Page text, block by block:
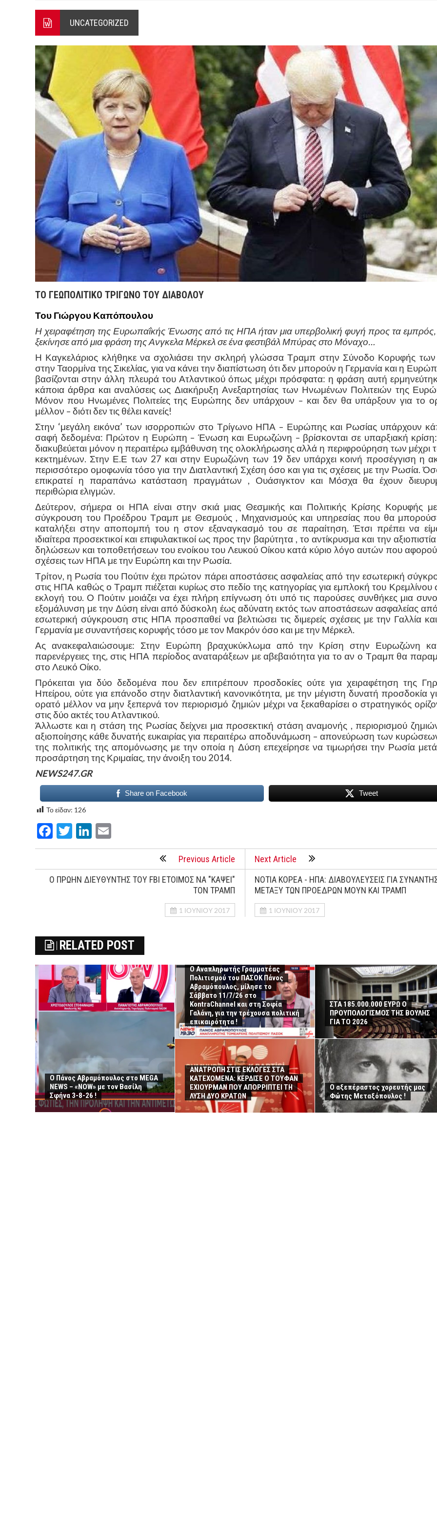
4 ΑΥΓΟΥΣΤΟΥ 2026: ΤΑ ΓΕΓΟΝΟΤΑ ΣΑΝ ΣΗΜΕΡΑ
UNCATEGORIZED
ΤΟ ΓΕΩΠΟΛΙΤΙΚΟ ΤΡΙΓΩΝΟ ΤΟΥ ΔΙΑΒΟΛΟΥ
Του Γιώργου Καπόπουλου
Η χειραφέτηση της Ευρωπαΐκής Ένωσης από τις ΗΠΑ ήταν μια υπερβολική φυγή προς τα
ξεκίνησε από μια φράση της Ανγκελα Μέρκελ σε ένα φεστιβάλ Μπύρας στο Μόναχο…
Η Καγκελάριος κλήθηκε να σχολιάσει την σκληρή γλώσσα Τραμπ στην Σύνοδο Κορυφής
στην Ταορμίνα της Σικελίας, για να κάνει την διαπίστωση ότι δεν μπορούν η Γερμανία και η
βασίζονται στην άλλη πλευρά του Ατλαντικού όπως μέχρι πρόσφατα: η φράση αυτή
κάποια άρθρα και αναλύσεις ως Διακήρυξη Ανεξαρτησίας των Ηνωμένων Πολιτειών της
Μόνον που Ηνωμένες Πολιτείες της Ευρώπης δεν υπάρχουν – και δεν θα υπάρξουν για το
μέλλον – διότι δεν τις θέλει κανείς!
Στην ‘μεγάλη εικόνα’ των ισορροπιών στο Τρίγωνο ΗΠΑ – Ευρώπης και Ρωσίας υπάρχουν
σαφή δεδομένα: Πρώτον η Ευρώπη – Ένωση και Ευρωζώνη – βρίσκονται σε υπαρξιακή
διακυβεύεται μόνον η περαιτέρω εμβάθυνση της ολοκλήρωσης αλλά η περιφρούρηση των μέχρι
κεκτημένων. Στην Ε.Ε των 27 και στην Ευρωζώνη των 19 δεν υπάρχει κοινή προσέγγιση η
περισσότερο ομοφωνία τόσο για την Διατλαντική Σχέση όσο και για τις σχέσεις με την Ρωσία.
επικρατεί η παραπάνω κατάσταση πραγμάτων , Ουάσιγκτον και Μόσχα θα έχουν
περιθώρια ελιγμών.
Δεύτερον, σήμερα οι ΗΠΑ είναι στην σκιά μιας Θεσμικής και Πολιτικής Κρίσης Κορυφής
σύγκρουση του Προέδρου Τραμπ με Θεσμούς , Μηχανισμούς και υπηρεσίας που θα
καταλήξει στην αποπομπή του η στον εξαναγκασμό του σε παραίτηση. Έτσι πρέπει να
ιδιαίτερα προσεκτικοί και επιφυλακτικοί ως προς την βαρύτητα , το αντίκρυσμα και την
δηλώσεων και τοποθετήσεων του ενοίκου του Λευκού Οίκου κατά κύριο λόγο αυτών που
σχέσεις των ΗΠΑ με την Ευρώπη και την Ρωσία.
Τρίτον, η Ρωσία του Πούτιν έχει πρώτον πάρει αποστάσεις ασφαλείας από την εσωτερική
στις ΗΠΑ καθώς ο Τραμπ πιέζεται κυρίως στο πεδίο της κατηγορίας για εμπλοκή του Κρεμλίνου
εκλογή του. Ο Πούτιν μοιάζει να έχει πλήρη επίγνωση ότι υπό τις παρούσες συνθήκες μια
εξομάλυνση με την Δύση είναι από δύσκολη έως αδύνατη εκτός των αποστάσεων ασφαλείας
εσωτερική σύγκρουση στις ΗΠΑ προσπαθεί να βελτιώσει τις διμερείς σχέσεις με την Γαλλία
Γερμανία με συναντήσεις κορυφής τόσο με τον Μακρόν όσο και με την Μέρκελ.
Ας ανακεφαλαιώσουμε: Στην Ευρώπη βραχυκύκλωμα από την Κρίση στην Ευρωζώνη
παρενέργειες της, στις ΗΠΑ περίοδος αναταράξεων με αβεβαιότητα για το αν ο Τραμπ θα
στο Λευκό Οίκο.
Πρόκειται για δύο δεδομένα που δεν επιτρέπουν προσδοκίες ούτε για χειραφέτηση της
Ηπείρου, ούτε για επάνοδο στην διατλαντική κανονικότητα, με την μέγιστη δυνατή προσδοκία
ορατό μέλλον να μην ξεπερνά τον περιορισμό ζημιών μέχρι να ξεκαθαρίσει ο στρατηγικός
στις δύο ακτές του Ατλαντικού.
Άλλωστε και η στάση της Ρωσίας δείχνει μια προσεκτική στάση αναμονής , περιορισμού
αξιοποίησης κάθε δυνατής ευκαιρίας για περαιτέρω αποδυνάμωση – απονεύρωση των
της πολιτικής της απομόνωσης με την οποία η Δύση επεχείρησε να τιμωρήσει την Ρωσία
προσάρτηση της Κριμαίας, την άνοιξη του 2014.
NEWS247.GR
Share on Facebook
Tweet
Το είδαν: 126
Facebook
TwitterLinkedIn
Previous Article
Ο ΠΡΩΗΝ ΔΙΕΥΘΥΝΤΗΣ ΤΟΥ FBI ΕΤΟΙΜΟΣ ΝΑ "ΚΑΨΕΙ"
ΤΟΝ ΤΡΑΜΠ
1 ΙΟΥΝΊΟΥ 2017
Next Article
ΝΟΤΙΑ ΚΟΡΕΑ - ΗΠΑ: ΔΙΑΒΟΥΛΕΥΣΕΙΣ ΓΙΑ
ΜΕΤΑΞΥ ΤΩΝ ΠΡΟΕΔΡΩΝ ΜΟΥΝ ΚΑΙ ΤΡΑΜΠ
1 ΙΟΥΝΊΟΥ 2017
RELATED POST
Ο Πάνος Αβραμόπουλος στο MEGA
NEWS – «NOW» με τον Βασίλη
Σφήνα 3-8-26 !
Ο Αναπληρωτής Γραμματέας
Πολιτισμού του ΠΑΣΟΚ Πάνος
Αβραμόπουλος, μίλησε το
Σάββατο 11/7/26 στο
KontraChannel και στη Σοφία
Γαλάνη, για την τρέχουσα πολιτική
επικαιρότητα !
ΣΤΑ 185.000.000 ΕΥΡΩ Ο
ΠΡΟΥΠΟΛΟΓΙΣΜΟΣ ΤΗΣ ΒΟΥΛΗΣ
ΓΙΑ ΤΟ 2026
ΑΝΑΤΡΟΠΗ ΣΤΙΣ ΕΚΛΟΓΕΣ ΣΤΑ
ΚΑΤΕΧΟΜΕΝΑ: ΚΕΡΔΙΣΕ Ο ΤΟΥΦΑΝ
ΕΧΙΟΥΡΜΑΝ ΠΟΥ ΑΠΟΡΡΙΠΤΕΙ ΤΗ
ΛΥΣΗ ΔΥΟ ΚΡΑΤΩΝ
Ο αξεπέραστος χορευτής μας
Φώτης Μεταξόπουλος !